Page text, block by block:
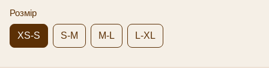
Розмір
XS-S S-M M-L L-XL